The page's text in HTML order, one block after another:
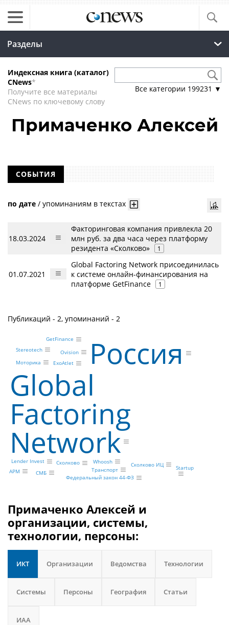
Разделы
Индексная книга (каталог)
CNews*
Получите все материалы
CNews по ключевому слову
Все категории 199231 ▼
Примаченко Алексей
СОБЫТИЯ
по дате / упоминаниям в текстах
18.03.2024
Факторинговая компания привлекла 20
млн руб. за два часа через платформу
резидента «Сколково»
1
01.07.2021
Global Factoring Network присоединилась
к системе онлайн-финансирования на
платформе GetFinance
1
Публикаций - 2, упоминаний - 2
Global
Factoring
Network
Россия
ExoAtlet
Моторика
Ovision
Stereotech
Lender Invest Сколково Whoosh
Сколково ИЦ
АРМ
GetFinance
СМБ
Федеральный закон 44-ФЗ
Startup
Транспорт
Примаченко Алексей и
организации, системы,
технологии, персоны:
ИКТ Организации Ведомства Технологии
Системы Персоны География Статьи
ИАА